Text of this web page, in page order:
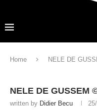
Home NELE DE
NELE DE GUSSEM
written by Didier Becu